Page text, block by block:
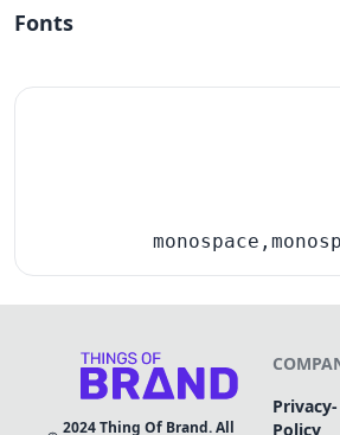
Fonts
2024Thing Of Brand. All
Privacy-
Policy